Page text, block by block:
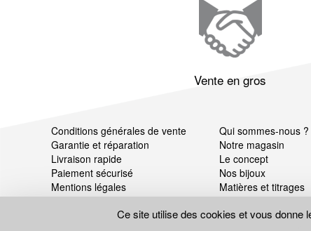
Vente en gros
Conditions générales de vente
Garantie et réparation
Livraison rapide
Paiement sécurisé
Mentions légales
Gestion des cookies
Qui sommes-nous ?
Notre magasin
Le concept
Nos bijoux
Matières et titrages
Ce site utilise des cookies et vous donne